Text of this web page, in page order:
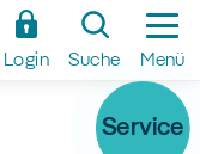
Login Suche Menü
Service